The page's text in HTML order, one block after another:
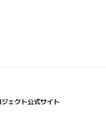
ェクト公式サイト